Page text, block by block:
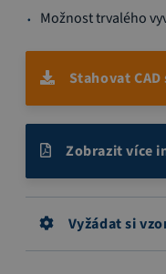
Možnost trvalého
Stahovat
Zobrazit více
Vyžádat si